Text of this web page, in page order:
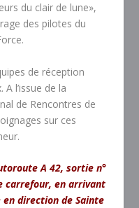
du clair de lune»,
des pilotes du
de réception
l’issue de la
de Rencontres de
sur ces
A 42, sortie n°
carrefour, en arrivant
direction de Sainte